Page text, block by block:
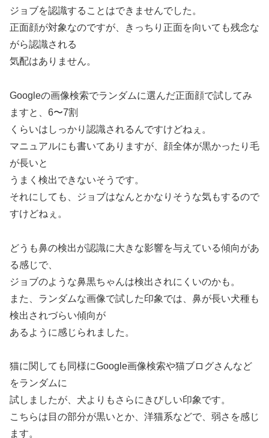
ジョブを認識することはできませんでした。
正面顔が対象なのですが、きっちり正面を向いても残念な
がら認識される
気配はありません。
Googleの画像検索でランダムに選んだ正面顔で試してみ
ますと、6〜7割
くらいはしっかり認識されるんですけどねぇ。
マニュアルにも書いてありますが、顔全体が黒かったり毛
が長いと
うまく検出できないそうです。
それにしても、ジョブはなんとかなりそうな気もするので
すけどねぇ。
どうも鼻の検出が認識に大きな影響を与えている傾向があ
る感じで、
ジョブのような鼻黒ちゃんは検出されにくいのかも。
また、ランダムな画像で試した印象では、鼻が長い犬種も
検出されづらい傾向が
あるように感じられました。
猫に関しても同様にGoogle画像検索や猫ブログさんなど
をランダムに
試しましたが、犬よりもさらにきびしい印象です。
こちらは目の部分が黒いとか、洋猫系などで、弱さを感じ
ます。